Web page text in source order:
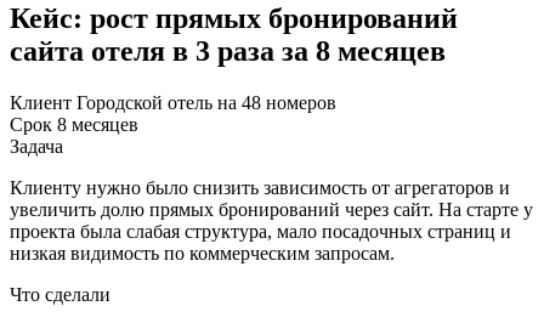
Кейс: рост прямых бронирований
сайта отеля в 3 раза за 8 месяцев
Клиент Городской отель на 48 номеров
Срок 8 месяцев
Задача
Клиенту нужно было снизить зависимость от агрегаторов и
увеличить долю прямых бронирований через сайт. На старте у
проекта была слабая структура, мало посадочных страниц и
низкая видимость по коммерческим запросам.
Что сделали